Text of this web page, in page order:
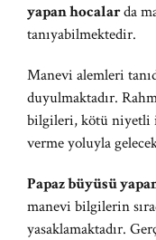
yapan hocalarda
tanıyabilmektedir.
Manevi alemleri
duyulmaktadır.
bilgileri, kötü niyetli
verme yoluyla
Papaz büyüsü
manevi bilgilerin
yasaklamaktadır.